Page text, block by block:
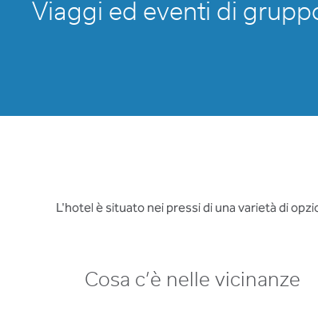
Viaggi ed eventi di
L'hotel è situato nei pressi di una varietà di
Cosa c’è nelle vicinanze